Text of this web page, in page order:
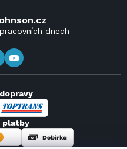
dnech
platby